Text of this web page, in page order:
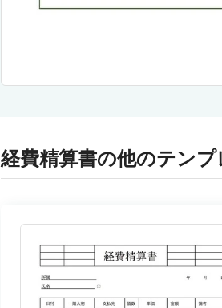
経費精算書の他のテン